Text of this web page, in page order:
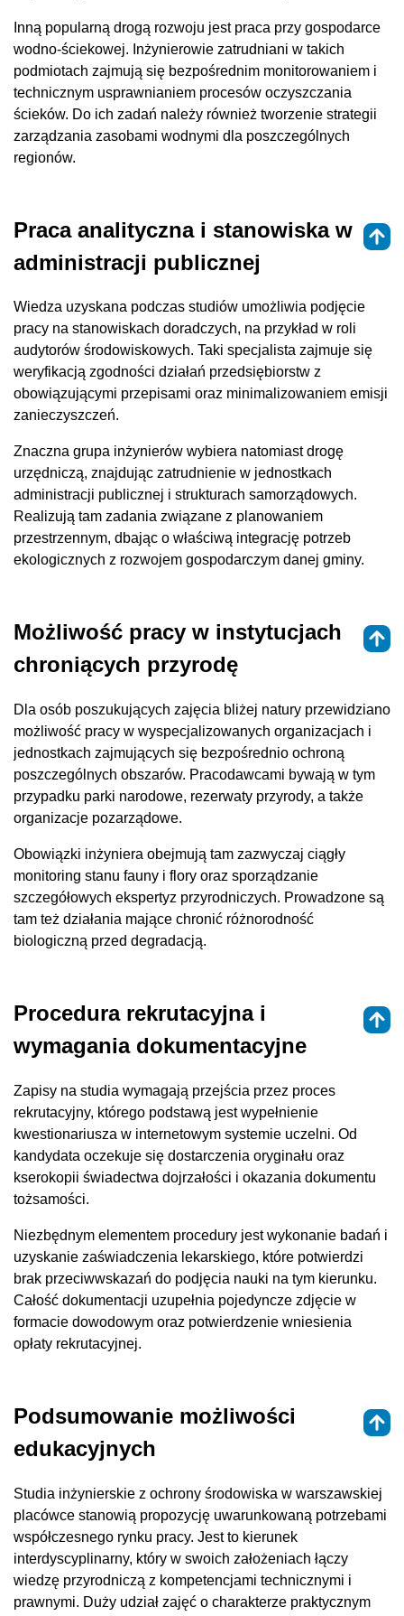
Inną popularną drogą rozwoju jest praca przy gospodarce
wodno-ściekowej. Inżynierowie zatrudniani w takich
podmiotach zajmują się bezpośrednim monitorowaniem i
technicznym usprawnianiem procesów oczyszczania
ścieków. Do ich zadań należy również tworzenie strategii
zarządzania zasobami wodnymi dla poszczególnych
regionów.
Praca analityczna i stanowiska w
administracji publicznej
Wiedza uzyskana podczas studiów umożliwia podjęcie
pracy na stanowiskach doradczych, na przykład w roli
audytorów środowiskowych. Taki specjalista zajmuje się
weryfikacją zgodności działań przedsiębiorstw z
obowiązującymi przepisami oraz minimalizowaniem emisji
zanieczyszczeń.
Znaczna grupa inżynierów wybiera natomiast drogę
urzędniczą, znajdując zatrudnienie w jednostkach
administracji publicznej i strukturach samorządowych.
Realizują tam zadania związane z planowaniem
przestrzennym, dbając o właściwą integrację potrzeb
ekologicznych z rozwojem gospodarczym danej gminy.
Możliwość pracy w instytucjach
chroniących przyrodę
Dla osób poszukujących zajęcia bliżej natury przewidziano
możliwość pracy w wyspecjalizowanych organizacjach i
jednostkach zajmujących się bezpośrednio ochroną
poszczególnych obszarów. Pracodawcami bywają w tym
przypadku parki narodowe, rezerwaty przyrody, a także
organizacje pozarządowe.
Obowiązki inżyniera obejmują tam zazwyczaj ciągły
monitoring stanu fauny i flory oraz sporządzanie
szczegółowych ekspertyz przyrodniczych. Prowadzone są
tam też działania mające chronić różnorodność
biologiczną przed degradacją.
Procedura rekrutacyjna i
wymagania dokumentacyjne
Zapisy na studia wymagają przejścia przez proces
rekrutacyjny, którego podstawą jest wypełnienie
kwestionariusza w internetowym systemie uczelni. Od
kandydata oczekuje się dostarczenia oryginału oraz
kserokopii świadectwa dojrzałości i okazania dokumentu
tożsamości.
Niezbędnym elementem procedury jest wykonanie badań i
uzyskanie zaświadczenia lekarskiego, które potwierdzi
brak przeciwwskazań do podjęcia nauki na tym kierunku.
Całość dokumentacji uzupełnia pojedyncze zdjęcie w
formacie dowodowym oraz potwierdzenie wniesienia
opłaty rekrutacyjnej.
Podsumowanie możliwości
edukacyjnych
Studia inżynierskie z ochrony środowiska w warszawskiej
placówce stanowią propozycję uwarunkowaną potrzebami
współczesnego rynku pracy. Jest to kierunek
interdyscyplinarny, który w swoich założeniach łączy
wiedzę przyrodniczą z kompetencjami technicznymi i
prawnymi. Duży udział zajęć o charakterze praktycznym